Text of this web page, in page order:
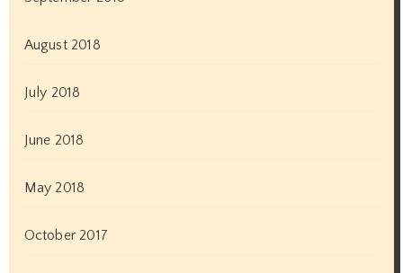
August 2018
July 2018
June 2018
May 2018
October 2017